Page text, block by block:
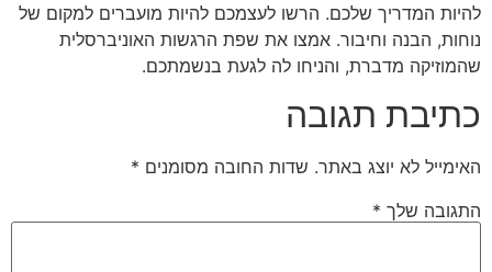
להיות המדריך שלכם. הרשו לעצמכם להיות מועברים למקום של
נוחות, הבנה וחיבור. אמצו את שפת הרגשות האוניברסלית
שהמוזיקה מדברת, והניחו לה לגעת בנשמתכם.
כתיבת תגובה
האימייל לא יוצג באתר. שדות החובה מסומנים *
התגובה שלך *